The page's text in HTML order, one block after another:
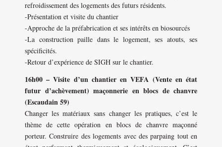
refroidissement des logements des futurs résidents.
-Présentation et visite du chantier
-Approche de la préfabrication et ses intérêts en biosourcés
-La construction paille dans le logement, ses atouts, ses
spécificités.
-Retour d’expérience de SIGH sur le chantier.
16h00 – Visite d’un chantier en VEFA (Vente en état
futur d’achèvement) maçonnerie en blocs de chanvre
(Escaudain 59)
Changer les matériaux sans changer les pratiques, c’est le
thème de cette opération en blocs de chanvre maçonné
porteur. Construire des logements avec des parpaing tout en